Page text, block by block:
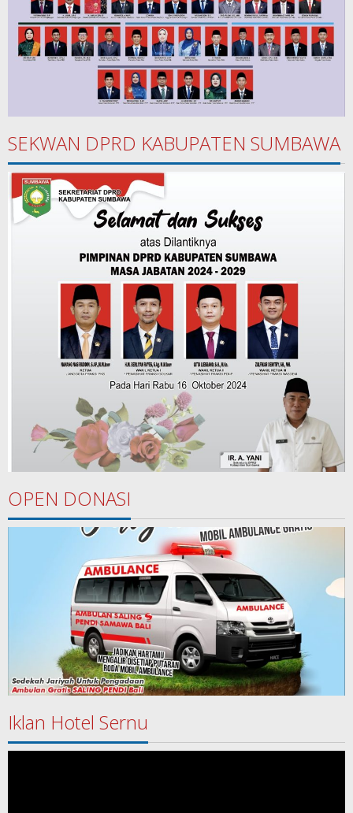
SEKWAN DPRD KABUPATEN SUMBAWA
OPEN DONASI
Iklan Hotel Sernu